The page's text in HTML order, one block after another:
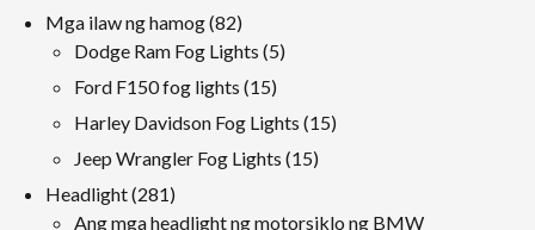
mga
produkto
Mga ilaw ng hamog 8282
mga
produkto
Dodge Ram Fog Lights 55
Ford F150 fog lights 1515
mga
Harley Davidson Fog Lights 1515
Jeep Wrangler Fog Lights 1515
produkto
Headlight 281281
mga
Ang mga headlight ng motorsiklo ng BMW